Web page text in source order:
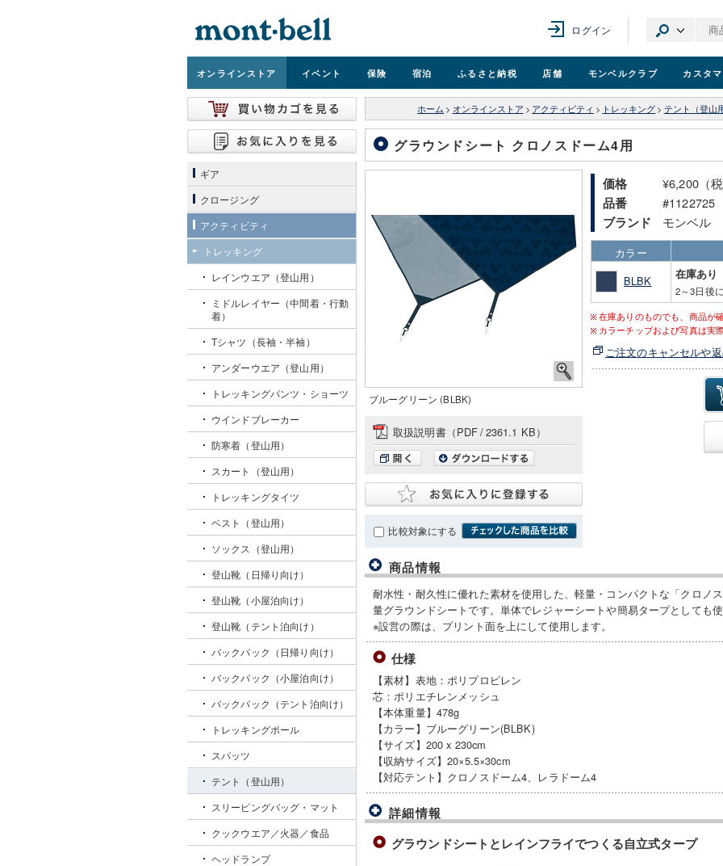
ログイン
オンラインストア イベント 保険 宿泊 ふるさと納税 店舗 モンベルクラブ カスタ
ホーム > オンラインストア > アクティビティ > トレッキング > テント（登山
グラウンドシート クロノスドーム4用
ブルーグリーン (BLBK)
取扱説明書（PDF/2361.1 KB）
比較対象にする
価格 ¥6,200（税
品番 #1122725
ブランド モンベル
カラー
BLBK
在庫あり
2～3日後
在庫ありのものでも、商品が
カラーチップおよび写真は実
ご注文のキャンセルや
商品情報
耐水性・耐久性に優れた素材を使用した、軽量・コンパクトな「クロノ
量グラウンドシートです。単体でレジャーシートや簡易タープとしても使
※設営の際は、プリント面を上にして使用します。
仕様
【素材】表地：ポリプロピレン
芯：ポリエチレンメッシュ
【本体重量】478g
【カラー】ブルーグリーン(BLBK)
【サイズ】200 x 230cm
【収納サイズ】20×5.5×30cm
【対応テント】クロノスドーム4、レラドーム4
詳細情報
グラウンドシートとレインフライでつくる自立式タープ
ギア
クロージング
アクティビティ
トレッキング
レインウエア（登山用）
ミドルレイヤー（中間着・行動
着）
Tシャツ（長袖・半袖）
アンダーウエア（登山用）
トレッキングパンツ・ショーツ
ウインドブレーカー
防寒着（登山用）
スカート（登山用）
トレッキングタイツ
ベスト（登山用）
ソックス（登山用）
登山靴（日帰り向け）
登山靴（小屋泊向け）
登山靴（テント泊向け）
バックパック（日帰り向け）
バックパック（小屋泊向け）
バックパック（テント泊向け）
トレッキングポール
スパッツ
テント（登山用）
スリーピングバッグ・マット
クックウエア／火器／食品
ヘッドランプ